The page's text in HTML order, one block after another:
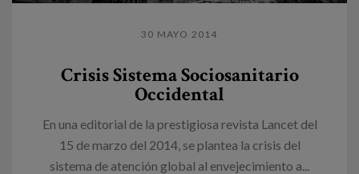
30 MAYO 2014
Crisis Sistema Sociosanitario
Occidental
En una editorial de la prestigiosa revista Lancet del
15 de marzo del 2014, se plantea la crisis del
sistema de atención global al envejecimiento a...